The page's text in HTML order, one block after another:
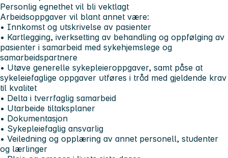
Personlig egnethet vil bli vektlagt
Arbeidsoppgaver vil blant annet være:
• Innkomst og utskrivelse av pasienter
• Kartlegging, iverksetting av behandling og oppfølging av
pasienter i samarbeid med sykehjemslege og
samarbeidspartnere
• Utøve generelle sykepleieroppgaver, samt påse at
sykeleiefaglige oppgaver utføres i tråd med gjeldende krav
til kvalitet
• Delta i tverrfaglig samarbeid
• Utarbeide tiltaksplaner
• Dokumentasjon
• Sykepleiefaglig ansvarlig
• Veiledning og opplæring av annet personell, studenter
og lærlinger